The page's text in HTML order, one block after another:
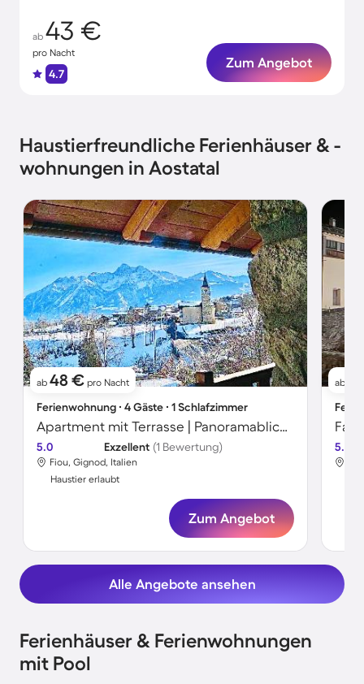
ab 43 €
pro Nacht
4.7
Zum Angebot
Haustierfreundliche Ferienhäuser & -
wohnungen in Aostatal
ab 48 € pro Nacht
Ferienwohnung ∙ 4 Gäste ∙ 1 Schlafzimmer
Apartment mit Terrasse | Panoramablick | Hunde erlaubt
5.0 Exzellent (1 Bewertung)
Fiou, Gignod, Italien
Haustier erlaubt
Zum Angebot
ab
5.0
Alle Angebote ansehen
Ferienhäuser & Ferienwohnungen
mit Pool